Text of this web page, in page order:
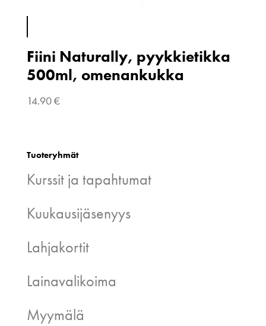
Fiini Naturally, pyykkietikka
500ml, omenankukka
14.90€
Tuoteryhmät
Kurssit ja tapahtumat
Kuukausijäsenyys
Lahjakortit
Lainavalikoima
Myymälä